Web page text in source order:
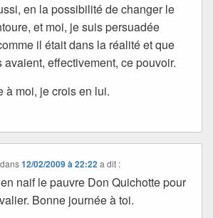
en la possibilité de changer le
et moi, je suis persuadée
il était dans la réalité et que
avaient, effectivement, ce pouvoir.
à moi, je crois en lui.
dans12/02/2009 à 22:22 a dit :
naif le pauvre Don Quichotte pour
Bonne journée à toi.